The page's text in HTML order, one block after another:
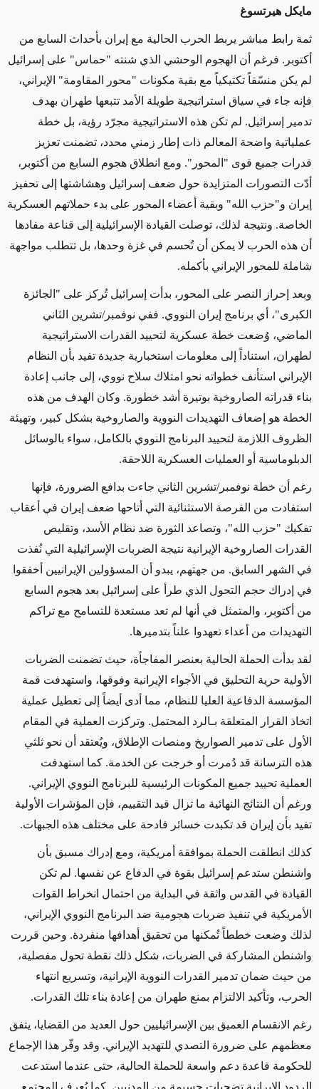
مايكل هيرتسوغ
ثمة رابط مباشر يربط الحرب الحالية مع إيران بأحداث السابع من
أكتوبر. فرغم أن الهجوم الوحشي الذي شنته "حماس" على إسرائيل
لم يكن منسّقاً تكتيكياً مع بقية مكونات "محور المقاومة" الإيراني،
فإنه جاء في سياق استراتيجية طويلة الأمد تتبعها طهران بهدف
تدمير إسرائيل. لم تكن هذه الاستراتيجية مجرّد رؤية، بل خطة
عملياتية واضحة المعالم ذات إطار زمني محدد، تضمنت تعزيز
قدرات جميع قوى "المحور". ومع انطلاق هجوم السابع من أكتوبر،
أدّت التصورات المتزايدة حول ضعف إسرائيل وهشاشتها إلى تحفيز
إيران و"حزب الله" وبقية أعضاء المحور على بدء حملاتهم العسكرية
الخاصة. ونتيجة لذلك، توصلت القيادة الإسرائيلية إلى قناعة مفادها
أن هذه الحرب لا يمكن أن تُحسم في غزة وحدها، بل تتطلب مواجهة
شاملة للمحور الإيراني بأكمله.
وبعد إحراز النصر على المحور، بدأت إسرائيل تُركز على "الجائزة
الكبرى"، أي برنامج إيران النووي. ففي نوفمبر/تشرين الثاني
الماضي، وُضعت خطة عسكرية لتحييد القدرات الاستراتيجية
لطهران، استناداً إلى معلومات استخبارية جديدة تفيد بأن النظام
الإيراني استأنف خطواته نحو امتلاك سلاح نووي، إلى جانب إعادة
بناء قدراته الصاروخية بوتيرة أشد خطورة. وكان الهدف من هذه
الخطة هو إضعاف التهديدات النووية والصاروخية بشكل كبير، وتهيئة
الظروف اللازمة لتحييد البرنامج النووي بالكامل، سواء بالوسائل
الدبلوماسية أو العمليات العسكرية اللاحقة.
رغم أن خطة نوفمبر/تشرين الثاني جاءت بدافع الضرورة، فإنها
استفادت من الفرصة الاستثنائية التي أتاحها ضعف إيران في أعقاب
تفكيك "حزب الله"، وتصاعد الثورة ضد نظام الأسد، وتقليص
القدرات الصاروخية الإيرانية نتيجة الضربات الإسرائيلية التي نُفذت
في الشهر السابق. من جهتهم، يبدو أن المسؤولين الإيرانيين أخفقوا
في إدراك حجم التحول الذي طرأ على إسرائيل بعد هجوم السابع
من أكتوبر، والمتمثل في أنها لم تعد مستعدة للتسامح مع تراكم
التهديدات من أعداء تعهدوا علناً بتدميرها.
لقد بدأت الحملة الحالية بعنصر المفاجأة، حيث تضمنت الضربات
الأولية حرية التحليق في الأجواء الإيرانية وفوقها، واستهدفت قمة
المؤسسة الدفاعية العليا للنظام، مما أدى أيضاً إلى تعطيل عملية
اتخاذ القرار المتعلقة بـالرد المحتمل. وتركزت العملية في المقام
الأول على تدمير الصواريخ ومنصات الإطلاق، ويُعتقد أن نحو ثلثي
هذه الترسانة قد دُمرت أو خرجت عن الخدمة. كما استهدفت
العملية تحييد جميع المكونات الرئيسية للبرنامج النووي الإيراني.
ورغم أن النتائج النهائية ما تزال قيد التقييم، فإن المؤشرات الأولية
تفيد بأن إيران قد تكبدت خسائر فادحة على مختلف هذه الجبهات.
كذلك انطلقت الحملة بموافقة أمريكية، ومع إدراك مسبق بأن
واشنطن ستدعم إسرائيل بقوة في الدفاع عن نفسها. لم تكن
القيادة في القدس واثقة في البداية من احتمال انخراط القوات
الأمريكية في تنفيذ ضربات هجومية ضد البرنامج النووي الإيراني،
لذلك وضعت خططاً تُمكنها من تحقيق أهدافها منفردة. وحين قررت
واشنطن المشاركة في الضربات، شكل ذلك نقطة تحول مفصلية،
من حيث ضمان تدمير القدرات النووية الإيرانية، وتسريع انتهاء
الحرب، وتأكيد الالتزام بمنع طهران من إعادة بناء تلك القدرات.
رغم الانقسام العميق بين الإسرائيليين حول العديد من القضايا، يتفق
معظمهم على ضرورة التصدي للتهديد الإيراني. وقد وفّر هذا الإجماع
للحكومة قاعدة دعم واسعة للحملة الحالية، حتى عندما استدعت
الردود الإيرانية تضحيات جسيمة من المدنيين. كما يُعرف المجتمع